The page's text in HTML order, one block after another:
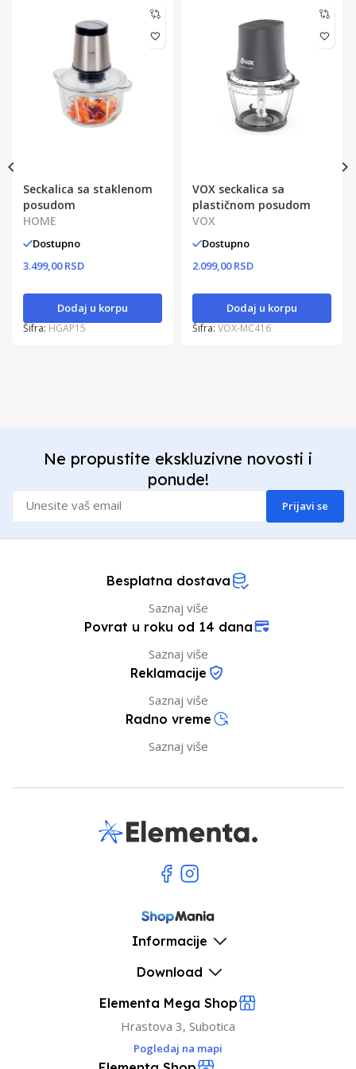
Seckalica sa staklenom
posudom
HOME
Dostupno
3.499,00 RSD
Dodaj u korpu
Šifra: HGAP15
VOX seckalica sa
plastičnom posudom
VOX
Dostupno
2.099,00 RSD
Dodaj u korpu
Šifra:VOX-MC416
Ne propustite ekskluzivne novosti i
ponude!
Prijavi se
Besplatna dostava
Saznaj više
Povrat u roku od 14 dana
Saznaj više
Reklamacije
Saznaj više
Radno vreme
Saznaj više
Informacije
Download
Elementa Mega Shop
Hrastova 3, Subotica
Pogledaj na mapi